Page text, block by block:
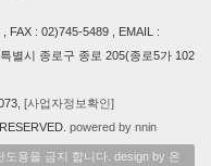
FAX : 02)745-5489 , EMAIL :
별시 종로구 종로 205(종로5가 102
[사업자정보확인]
powered by nnin
용을 금지 합니다. design by 온